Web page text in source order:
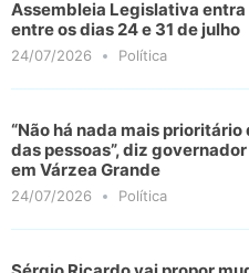
Assembleia Legislativa
entre os dias 24 e 31 de julho
24/07/2026 Política
“Não há nada mais
das pessoas”, diz
em Várzea Grande
24/07/2026 Política